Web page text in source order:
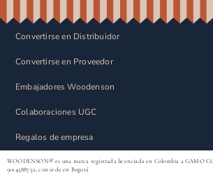
Convertirse en Distribuidor
Convertirse en Proveedor
Embajadores Woodenson
Colaboraciones UGC
Regalos de empresa
WOODENSON® es una marca registrada licenciada en Colombia a GAMO
9014588752, con sede en Bogotá